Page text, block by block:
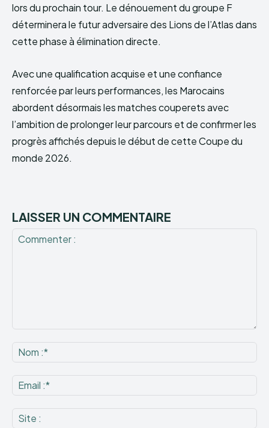
lors du prochain tour. Le dénouement du groupe F
déterminera le futur adversaire des Lions de l’Atlas dans
cette phase à élimination directe.
Avec une qualification acquise et une confiance
renforcée par leurs performances, les Marocains
abordent désormais les matches couperets avec
l’ambition de prolonger leur parcours et de confirmer les
progrès affichés depuis le début de cette Coupe du
monde 2026.
LAISSER UN COMMENTAIRE
:*
:*